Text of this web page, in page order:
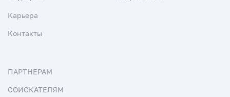
Карьера
Контакты
ПАРТНЕРАМ
СОИСКАТЕЛЯМ